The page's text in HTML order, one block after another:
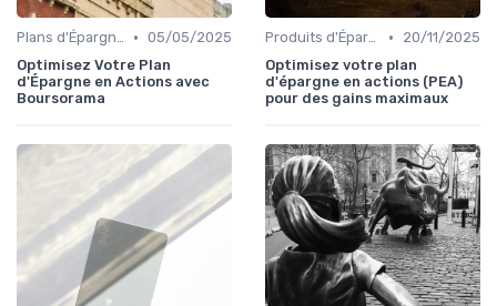
Plans d'Épargne et Assurance Vie • 05/05/2025
Optimisez Votre Plan
d'Épargne en Actions avec
Boursorama
Produits d'Épargne Retraite •
20/11/2025
Optimisez votre plan
d'épargne en actions (PEA)
pour des gains maximaux